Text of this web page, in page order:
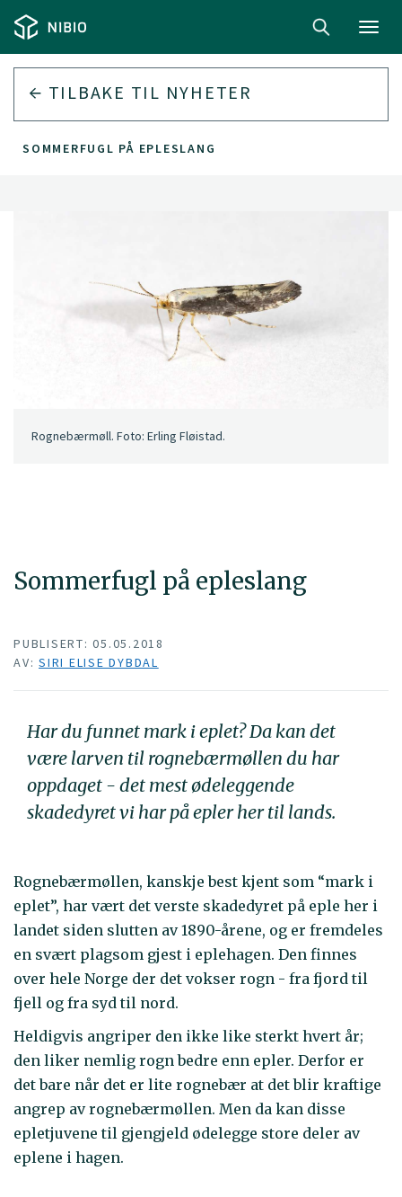
TILBAKE TIL NYHETER
SOMMERFUGL PÅ EPLESLANG
Sommerfugl på epleslang
Rognebærmøll. Foto: Erling Fløistad.
PUBLISERT: 05.05.2018
AV: SIRI ELISE DYBDAL
Har du funnet mark i eplet? Da kan det
være larven til rognebærmøllen du har
oppdaget - det mest ødeleggende
skadedyret vi har på epler her til lands.
Rognebærmøllen, kanskje best kjent som “mark i
eplet”, har vært det verste skadedyret på eple her i
landet siden slutten av 1890-årene, og er fremdeles
en svært plagsom gjest i eplehagen. Den finnes
over hele Norge der det vokser rogn - fra fjord til
fjell og fra syd til nord.
Heldigvis angriper den ikke like sterkt hvert år;
den liker nemlig rogn bedre enn epler. Derfor er
det bare når det er lite rognebær at det blir kraftige
angrep av rognebærmøllen. Men da kan disse
epletjuvene til gjengjeld ødelegge store deler av
eplene i hagen.